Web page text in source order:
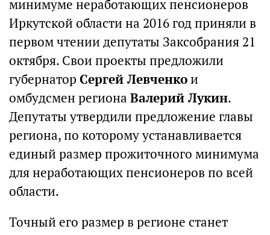
минимуме неработающих пенсионеров
Иркутской области на 2016 год приняли в
первом чтении депутаты Заксобрания 21
октября. Свои проекты предложили
губернатор Сергей Левченкои
омбудсмен региона Валерий Лукин.
Депутаты утвердили предложение главы
региона, по которому устанавливается
единый размер прожиточного минимума
для неработающих пенсионеров по всей
области.
Точный его размер в регионе станет